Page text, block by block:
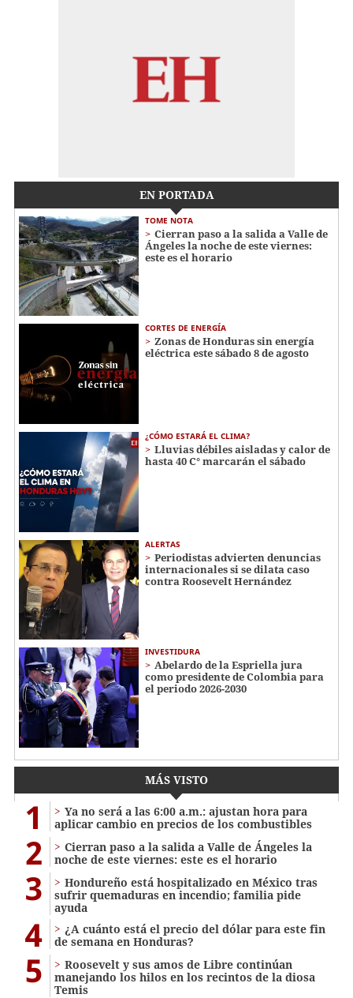
EN PORTADA
TOME NOTA
Cierran paso a la salida a Valle de
Ángeles la noche de este viernes:
este es el horario
CORTES DE ENERGÍA
Zonas de Honduras sin energía
eléctrica este sábado 8 de agosto
¿CÓMO ESTARÁ EL CLIMA?
Lluvias débiles aisladas y calor de
hasta 40 C° marcarán el sábado
ALERTAS
Periodistas advierten denuncias
internacionales si se dilata caso
contra Roosevelt Hernández
INVESTIDURA
Abelardo de la Espriella jura
como presidente de Colombia para
el periodo 2026-2030
MÁS VISTO
1
Ya no será a las 6:00 a.m.: ajustan hora para
aplicar cambio en precios de los combustibles
2
Cierran paso a la salida a Valle de Ángeles la
noche de este viernes: este es el horario
3
Hondureño está hospitalizado en México tras
sufrir quemaduras en incendio; familia pide
ayuda
4
¿A cuánto está el precio del dólar para este fin
de semana en Honduras?
5
Roosevelt y sus amos de Libre continúan
manejando los hilos en los recintos de la diosa
Temis